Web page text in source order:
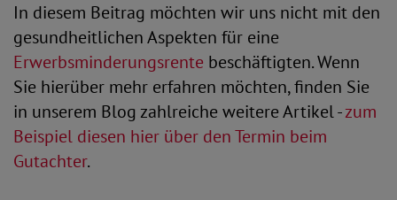
In diesem Beitrag möchten wir uns nicht mit den
gesundheitlichen Aspekten für eine
Erwerbsminderungsrente beschäftigten. Wenn
Sie hierüber mehr erfahren möchten, finden Sie
in unserem Blog zahlreiche weitere Artikel -zum
Beispiel diesen hier über den Termin beim
Gutachter.